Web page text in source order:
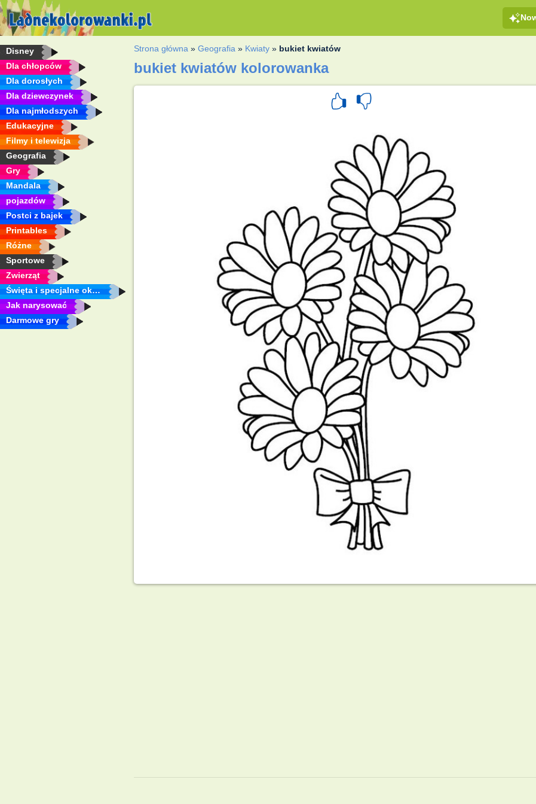
Disney
Dla chłopców
Dla dorosłych
Dla dziewczynek
Dla najmłodszych
Edukacyjne
Filmy i telewizja
Geografia
Gry
Mandala
pojazdów
Postci z bajek
Printables
Różne
Sportowe
Zwierząt
Święta i specjalne okazje
Jak narysować
Darmowe gry
Strona główna »Geografia » Kwiaty » bukiet kwiatów
bukiet kwiatów kolorowanka